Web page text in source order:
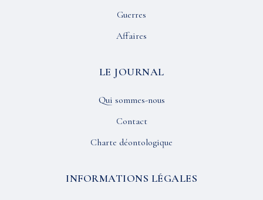
Guerres
Affaires
LE JOURNAL
Qui sommes-nous
Contact
Charte déontologique
INFORMATIONS LÉGALES